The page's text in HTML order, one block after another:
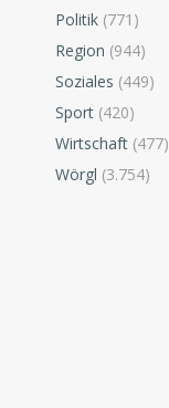
Politik (771)
Region (944)
Soziales (449)
Sport (420)
Wirtschaft (477)
Wörgl (3.754)